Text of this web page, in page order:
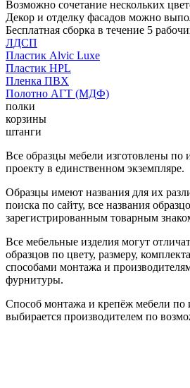
Возможно сочетание нескольких
Декор и отделку фасадов можно
Бесплатная сборка в течение 5
ЛДСП
Пластик Alvic Luxe
Пластик HPL
Пленка ПВХ
Полотно АГТ (МДФ)
полки
корзины
штанги
Все образцы мебели изготовлены по
проекту в единственном экземпляре.
Образцы имеют названия для их
поиска по сайту, все названия
зарегистрированным товарным
Все мебельные изделия могут
образцов по цвету, размеру,
способами монтажа и
фурнитуры.
Способ монтажа и крепёж мебели по
выбирается производителем по